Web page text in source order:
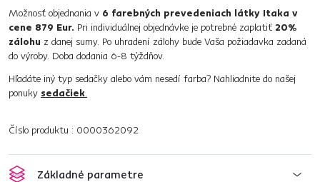
Možnosť objednania v 6 farebných prevedeniach látky Itaka v
cene 879 Eur. Pri individuálnej objednávke je potrebné zaplatiť 20%
zálohu z danej sumy. Po uhradení zálohy bude Vaša požiadavka zadaná
do výroby. Doba dodania 6-8 týždňov.
Hľadáte iný typ sedačky alebo vám nesedí farba? Nahliadnite do našej
ponuky sedačiek.
Číslo produktu : 0000362092
Základné parametre